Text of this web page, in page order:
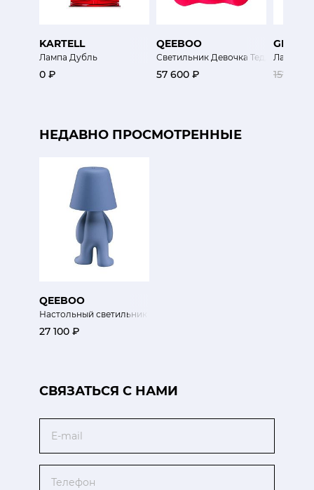
KARTELL
Лампа Дубль
0 ₽
QEEBOO
Светильник Девочка Тедди
57 600 ₽
Лампа
157 500
НЕДАВНО ПРОСМОТРЕННЫЕ
QEEBOO
Настольный светильник Том (Милые братья)
27 100 ₽
CВЯЗАТЬСЯ С НАМИ